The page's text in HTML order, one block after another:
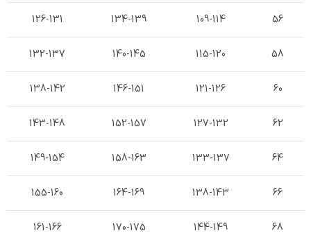
56
109-114
134-139
126-131
58
115-120
140-145
132-137
60
121-126
146-151
138-142
62
127-132
152-157
143-148
64
133-137
158-163
149-154
66
138-143
164-169
155-160
68
144-149
170-175
161-166